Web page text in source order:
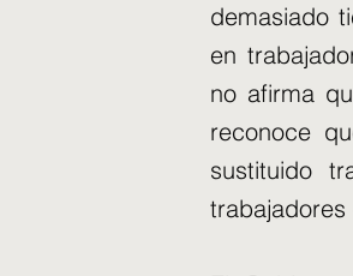
demasiado
en
no afirma
reconoce
sustituido
trabajadores